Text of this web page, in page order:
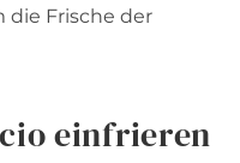
die Frische der
einfrieren